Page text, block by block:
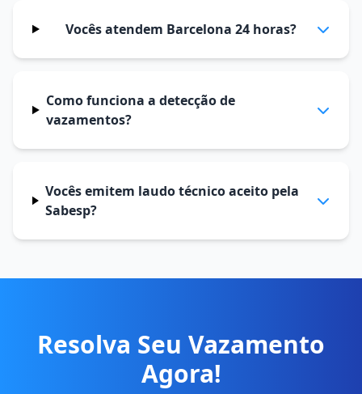
Vocês atendem Barcelona 24 horas?
Como funciona a detecção de
vazamentos?
Vocês emitem laudo técnico aceito pela
Sabesp?
Resolva Seu Vazamento
Agora!